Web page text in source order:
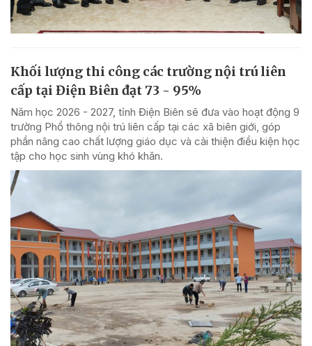
Khối lượng thi công các trường nội trú liên
cấp tại Điện Biên đạt 73 - 95%
Năm học 2026 - 2027, tỉnh Điện Biên sẽ đưa vào hoạt động 9
trường Phổ thông nội trú liên cấp tại các xã biên giới, góp
phần nâng cao chất lượng giáo dục và cải thiện điều kiện học
tập cho học sinh vùng khó khăn.